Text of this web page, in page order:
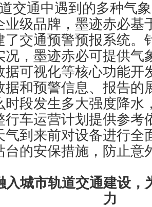
交通中遇到的多种气
业级品牌，墨迹赤必基
了交通预警预报系统。
况，墨迹赤必可提供气
据可视化等核心功能开
据和预警信息、报告的
时段发生多大强度降水
行车运营计划提供参考
气到来前对设备进行全
台的安保措施，防止意
入城市轨道交通建设，
力